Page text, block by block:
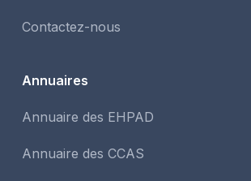
Contactez-nous
Annuaires
Annuaire des EHPAD
Annuaire des CCAS